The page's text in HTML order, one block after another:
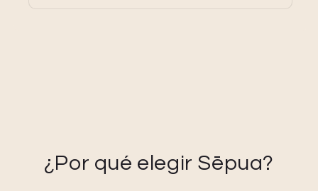
¿Por qué elegir Sēpua?